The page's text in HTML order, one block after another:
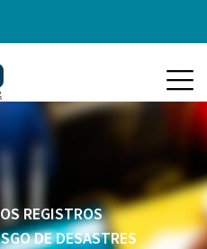
REGISTROS
DE DESASTRES